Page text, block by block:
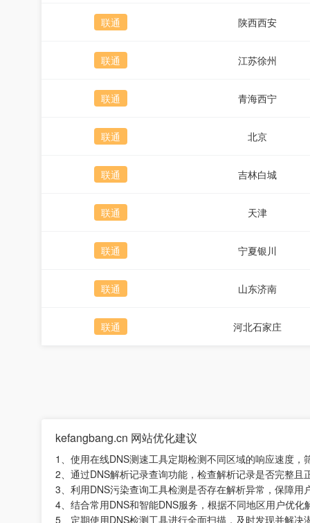
联通 陕西西安
联通 江苏徐州
联通 青海西宁
联通 北京
联通 吉林白城
联通 天津
联通 宁夏银川
联通 山东济南
联通 河北石家庄
kefangbang.cn 网站优化建议
1、使用在线DNS测速工具定期检测不同区域的响应速度，
2、通过DNS解析记录查询功能，检查解析记录是否完整且
3、利用DNS污染查询工具检测是否存在解析异常，保障用
4、结合常用DNS和智能DNS服务，根据不同地区用户优
5、定期使用DNS检测工具进行全面扫描，及时发现并解决